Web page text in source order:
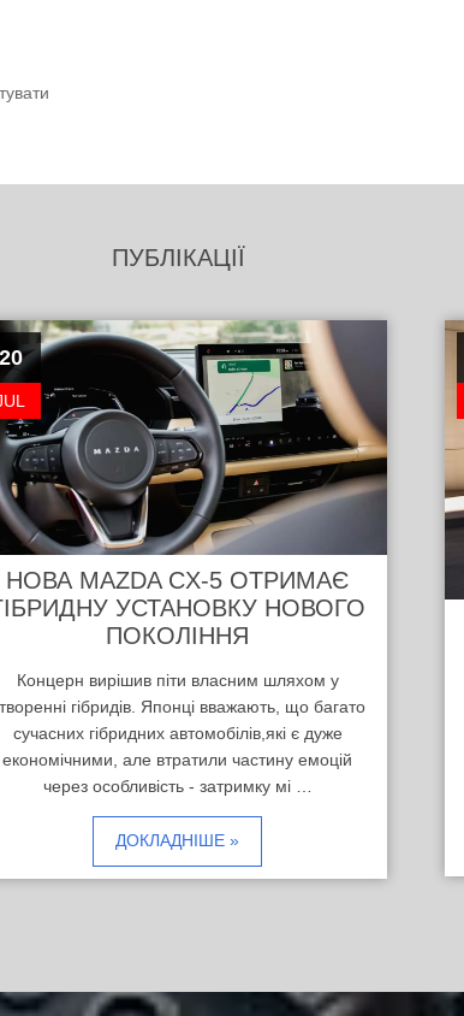
ПУБЛІКАЦІЇ
20
НОВА MAZDA CX-5 ОТРИМАЄ
УСТАНОВКУ НОВОГО
ПОКОЛІННЯ
Концерн вирішив піти власним шляхом у
гібридів. Японці вважають, що багато
сучасних гібридних автомобілів,які є дуже
економічними, але втратили частину емоцій
через особливість - затримку мі …
ДОКЛАДНІШЕ »